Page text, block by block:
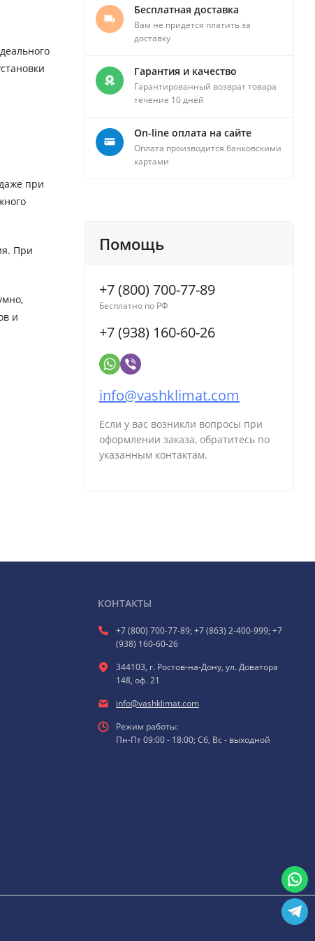
при
При
и
Бесплатная доставка
Вам не придется платить за
доставку
Гарантия и качество
Гарантированный возврат товара
течение 10 дней
On-line оплата на сайте
Оплата производится банковскими
картами
Помощь
+7 (800) 700-77-89
Бесплатно по РФ
+7 (938) 160-60-26
info@vashklimat.com
Если у вас возникли вопросы при
оформлении заказа, обратитесь по
указанным контактам.
КОНТАКТЫ
+7 (800) 700-77-89; +7 (863) 2-400-999; +7
(938) 160-60-26
344103, г. Ростов-на-Дону, ул. Доватора
148, оф. 21
info@vashklimat.com
Режим работы:
Пн-Пт 09:00 - 18:00; Сб, Вс - выходной